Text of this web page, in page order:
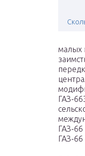
малых
ГАЗ-
ГАЗ-66
ГАЗ-66